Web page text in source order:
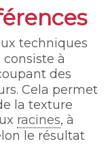
techniques
consiste à
des
Cela permet
la texture
racines, à
le résultat